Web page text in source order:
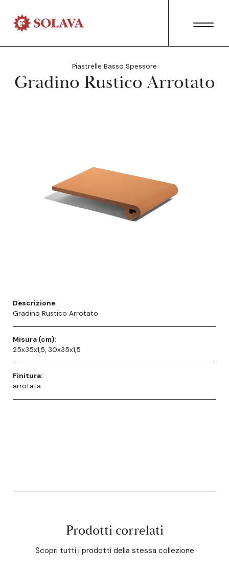
Piastrelle Basso Spessore
Gradino Rustico Arrotato
Descrizione
Gradino Rustico Arrotato
Misura (cm):
25x35x1,5, 30x35x1,5
Finitura:
arrotata
Prodotti correlati
Scopri tutti i prodotti della stessa collezione